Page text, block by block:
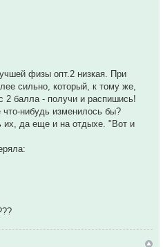
физы опт.2 низкая. При
сильно, который, к тому же,
2 балла - получи и распишись!
нибудь изменилось бы?
их, да еще и на отдыхе. "Вот и